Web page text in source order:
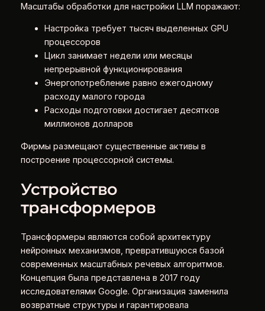
Масштабы обработки для настройки LLM поражают:
Настройка требует тысяч выделенных GPU
процессоров
Цикл занимает недели или месяцы
непрерывной функционирования
Энергопотребление равно ежегодному
расходу малого города
Расходы подготовки достигает десятков
миллионов долларов
Фирмы размещают существенные активы в
построение процессорной системы.
Устройство
трансформеров
Трансформеры являются собой архитектуру
нейронных механизмов, превратившуюся базой
современных масштабных речевых алгоритмов.
Концепция была представлена в 2017 году
исследователями Google. Организация заменила
возвратные структуры и гарантировала